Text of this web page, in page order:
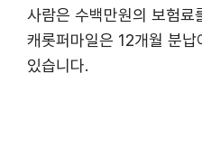
사람은 수백만원의 보험료
캐롯퍼마일은 12개월 분
있습니다.